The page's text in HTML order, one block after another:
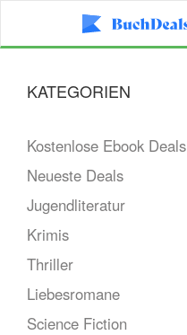
KATEGORIEN
Kostenlose Ebook Deals
Neueste Deals
Jugendliteratur
Krimis
Thriller
Liebesromane
Science Fiction